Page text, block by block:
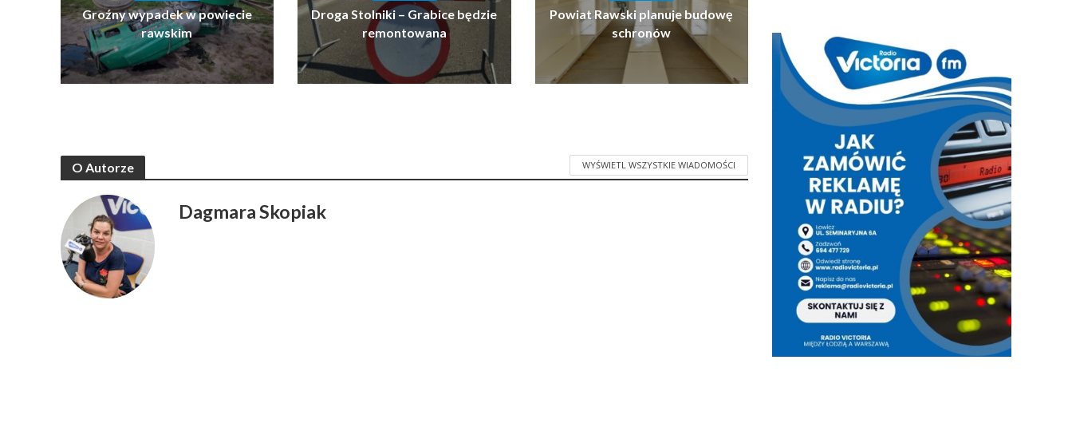
Groźny wypadek w powiecie
rawskim
Droga Stolniki – Grabice będzie
remontowana
Powiat Rawski planuje budowę
schronów
O Autorze WYŚWIETL WSZYSTKIE WIADOMOŚCI
Dagmara Skopiak